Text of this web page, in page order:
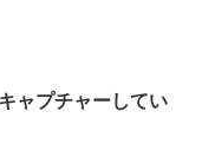
ャプチャーしてい